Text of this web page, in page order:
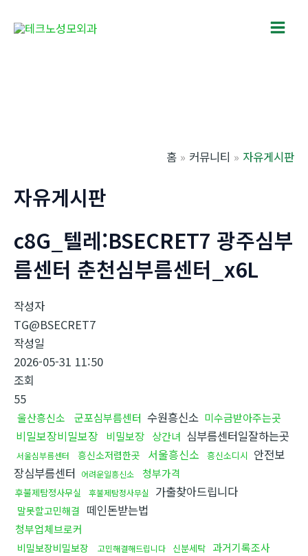
Main
홈 커뮤니티 자유게시판
자유게시판
c8G_텔레:BSECRET7 광주심부
름센터 춘천심부름센터_x6L
작성자
TG@BSECRET7
작성일
2026-05-31 11:50
조회
55
울산흥신소 군포심부름센터 수원흥신소 미수금받아주는곳
비밀보장비밀보장 비밀보장 상간녀 심부름센터일잘하는곳
서울심부름센터 흥신소저렴한곳 서울흥신소 흥신소디시 안전보
장심부름센터 어려운일흥신소 청부가격
후불제탐정사무실 후불제탐정사무실 가출찾아드립니다
말못할고민해결 떼인돈받는법
청부업체브로커
비밀보장비밀보장 고민해결해드립니다 신분세탁 과거기록조사